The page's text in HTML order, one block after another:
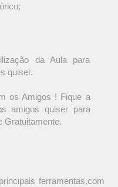
da Aula para
quiser.
os Amigos ! Fique a
amigos quiser para
Gratuitamente.
ferramentas,com